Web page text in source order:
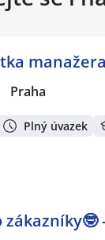
Praha
Plný úvazek
zákazníky🤓